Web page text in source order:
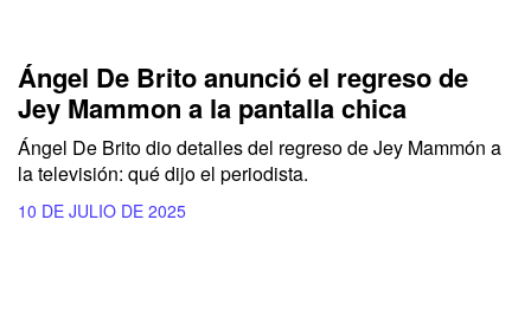
Ángel De Brito anunció el regreso de
Jey Mammon a la pantalla chica
Ángel De Brito dio detalles del regreso de Jey Mammón a
la televisión: qué dijo el periodista.
10 DE JULIO DE 2025